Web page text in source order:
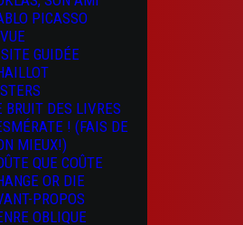
PICASSO
GUIDÉE
BRUIT DES LIVRES
! (FAIS DE
MIEUX!)
QUE COÛTE
OR DIE
PROPOS
OBLIQUE